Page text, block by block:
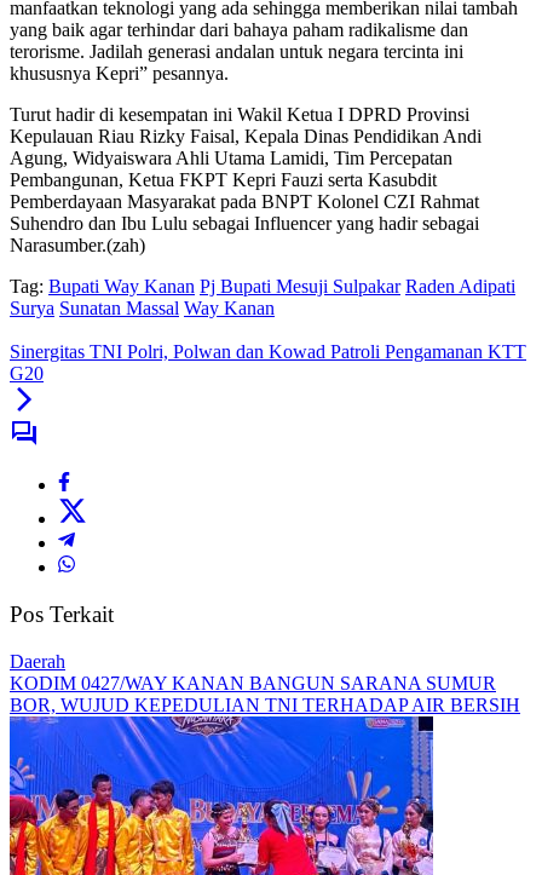
manfaatkan teknologi yang ada sehingga memberikan nilai tambah
yang baik agar terhindar dari bahaya paham radikalisme dan
terorisme. Jadilah generasi andalan untuk negara tercinta ini
khususnya Kepri” pesannya.
Turut hadir di kesempatan ini Wakil Ketua I DPRD Provinsi
Kepulauan Riau Rizky Faisal, Kepala Dinas Pendidikan Andi
Agung, Widyaiswara Ahli Utama Lamidi, Tim Percepatan
Pembangunan, Ketua FKPT Kepri Fauzi serta Kasubdit
Pemberdayaan Masyarakat pada BNPT Kolonel CZI Rahmat
Suhendro dan Ibu Lulu sebagai Influencer yang hadir sebagai
Narasumber.(zah)
Tag: Bupati Way Kanan Pj Bupati Mesuji Sulpakar Raden Adipati
Surya Sunatan Massal Way Kanan
Sinergitas TNI Polri, Polwan dan Kowad Patroli Pengamanan KTT
G20
Pos Terkait
Daerah
KODIM 0427/WAY KANAN BANGUN SARANA SUMUR
BOR, WUJUD KEPEDULIAN TNI TERHADAP AIR BERSIH